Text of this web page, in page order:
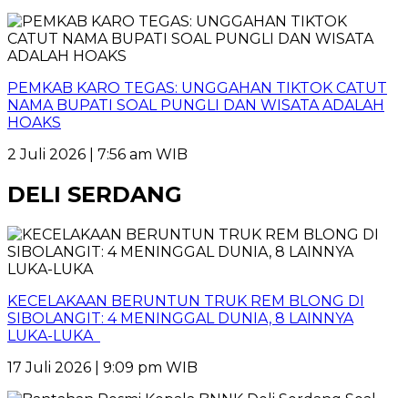
PEMKAB KARO TEGAS: UNGGAHAN TIKTOK CATUT
NAMA BUPATI SOAL PUNGLI DAN WISATA ADALAH
HOAKS
2 Juli 2026 | 7:56 am WIB
DELI SERDANG
KECELAKAAN BERUNTUN TRUK REM BLONG DI
SIBOLANGIT: 4 MENINGGAL DUNIA, 8 LAINNYA
LUKA-LUKA
17 Juli 2026 | 9:09 pm WIB